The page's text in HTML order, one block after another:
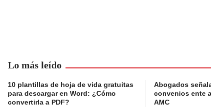
Lo más leído
10 plantillas de hoja de vida gratuitas
para descargar en Word: ¿Cómo
convertirla a PDF?
Abogados
convenios ente
AMC